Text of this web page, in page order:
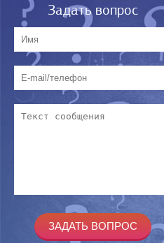
Задать вопрос